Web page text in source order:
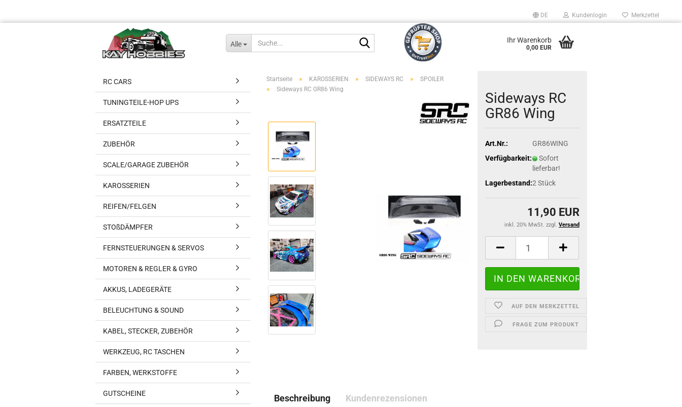
DE Kundenlogin Merkzettel
Alle Ihr Warenkorb
0,00 EUR
Startseite » KAROSSERIEN » SIDEWAYS RC » SPOILER
» Sideways RC GR86 Wing
Sideways RC
GR86 Wing
Art.Nr.:
GR86WING
Verfügbarkeit:
Sofort
lieferbar!
Lagerbestand:2 Stück
11,90 EUR
inkl. 20% MwSt. zzgl. Versand
AUF DEN MERKZETTEL
FRAGE ZUM PRODUKT
Beschreibung Kundenrezensionen
RC CARS
TUNINGTEILE-HOP UPS
ERSATZTEILE
ZUBEHÖR
SCALE/GARAGE ZUBEHÖR
KAROSSERIEN
REIFEN/FELGEN
STOßDÄMPFER
FERNSTEUERUNGEN & SERVOS
MOTOREN & REGLER & GYRO
AKKUS, LADEGERÄTE
BELEUCHTUNG & SOUND
KABEL, STECKER, ZUBEHÖR
WERKZEUG, RC TASCHEN
FARBEN, WERKSTOFFE
GUTSCHEINE